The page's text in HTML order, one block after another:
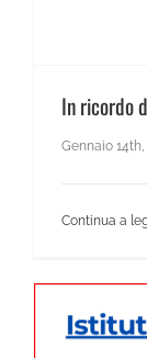
In ricordo
Gennaio 14th,
Continua a